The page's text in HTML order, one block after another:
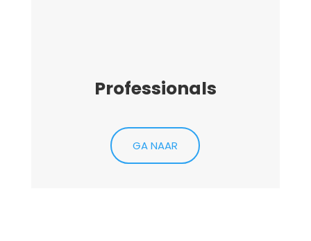
Professionals
GA NAAR